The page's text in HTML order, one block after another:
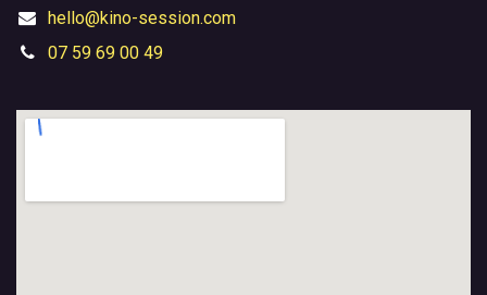
hello@kino-session.com
07 59 69 00 49